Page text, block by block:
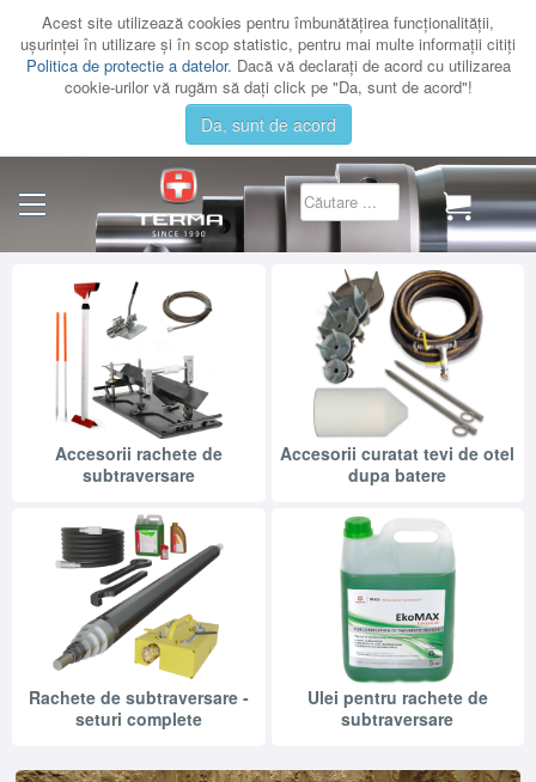
Acest site utilizează cookies pentru îmbunătăţirea funcţionalităţii,
uşurinţei în utilizare şi în scop statistic, pentru mai multe informaţii citiţi
Politica de protectie a datelor. Dacă vă declaraţi de acord cu utilizarea
cookie-urilor vă rugăm să daţi click pe "Da, sunt de acord"!
Da, sunt de acord
CATALOAGE
SERVICE
CONTACT
AUTENTIFICARE
Accesorii rachete de
subtraversare
Accesorii curatat tevi de otel
dupa batere
Rachete de subtraversare -
seturi complete
Ulei pentru rachete de
subtraversare